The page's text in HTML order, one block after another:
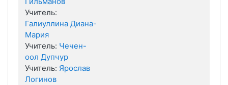
Учитель:
Галиуллина Диана-
Мария
Учитель: Чечен-
оол Дупчур
Учитель: Ярослав
Логинов